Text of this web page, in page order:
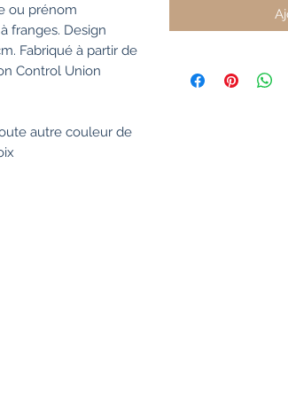
ou prénom
franges. Design
Fabriqué à partir de
Control Union
autre couleur de